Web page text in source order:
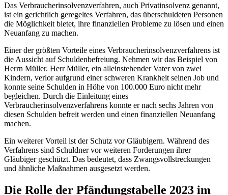
Das Verbraucherinsolvenzverfahren, auch Privatinsolvenz genannt,
ist ein gerichtlich geregeltes Verfahren, das überschuldeten Personen
die Möglichkeit bietet, ihre finanziellen Probleme zu lösen und einen
Neuanfang zu machen.
Einer der größten Vorteile eines Verbraucherinsolvenzverfahrens ist
die Aussicht auf Schuldenbefreiung. Nehmen wir das Beispiel von
Herrn Müller. Herr Müller, ein alleinstehender Vater von zwei
Kindern, verlor aufgrund einer schweren Krankheit seinen Job und
konnte seine Schulden in Höhe von 100.000 Euro nicht mehr
begleichen. Durch die Einleitung eines
Verbraucherinsolvenzverfahrens konnte er nach sechs Jahren von
diesen Schulden befreit werden und einen finanziellen Neuanfang
machen.
Ein weiterer Vorteil ist der Schutz vor Gläubigern. Während des
Verfahrens sind Schuldner vor weiteren Forderungen ihrer
Gläubiger geschützt. Das bedeutet, dass Zwangsvollstreckungen
und ähnliche Maßnahmen ausgesetzt werden.
Die Rolle der Pfändungstabelle 2023 im